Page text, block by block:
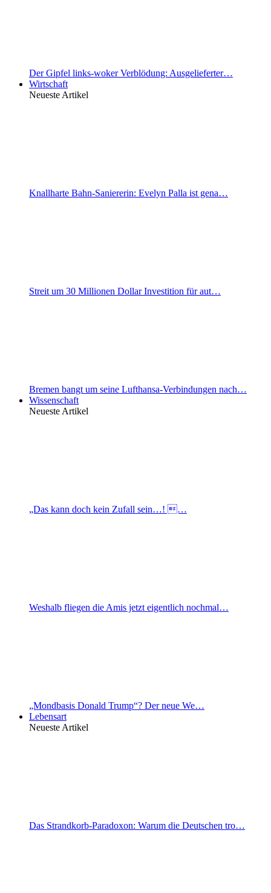
Der Gipfel links-woker Verblödung: Ausgelieferter…
Wirtschaft
Neueste Artikel
Knallharte Bahn-Saniererin: Evelyn Palla ist gena…
Streit um 30 Millionen Dollar Investition für aut…
Bremen bangt um seine Lufthansa-Verbindungen nach…
Wissenschaft
Neueste Artikel
„Das kann doch kein Zufall sein…! …
Weshalb fliegen die Amis jetzt eigentlich nochmal…
„Mondbasis Donald Trump“? Der neue We…
Lebensart
Neueste Artikel
Das Strandkorb-Paradoxon: Warum die Deutschen tro…